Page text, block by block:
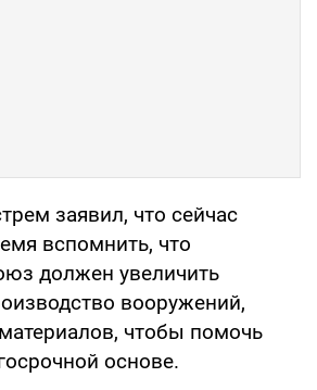
заявил, что сейчас
вспомнить, что
должен увеличить
вооружений,
чтобы помочь
основе.